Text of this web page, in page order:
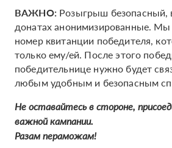
ВАЖНО: Розыгрыш безопасный,
донатах анонимизированные. Мы
номер квитанции победителя,
только ему/ей. После этого
победительнице нужно будет
любым удобным и безопасным
Не оставайтесь в стороне,
важной кампании.
Разам пераможам!